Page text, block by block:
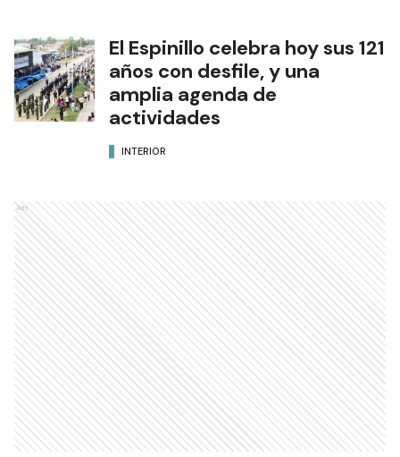
El Espinillo celebra hoy sus 121
años con desfile, y una
amplia agenda de
actividades
INTERIOR
Ads